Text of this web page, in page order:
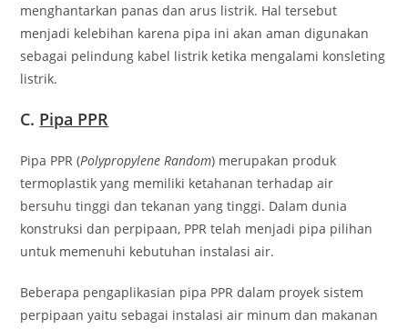
menghantarkan panas dan arus listrik. Hal tersebut
menjadi kelebihan karena pipa ini akan aman digunakan
sebagai pelindung kabel listrik ketika mengalami konsleting
listrik.
C. Pipa PPR
Pipa PPR (Polypropylene Random) merupakan produk
termoplastik yang memiliki ketahanan terhadap air
bersuhu tinggi dan tekanan yang tinggi. Dalam dunia
konstruksi dan perpipaan, PPR telah menjadi pipa pilihan
untuk memenuhi kebutuhan instalasi air.
Beberapa pengaplikasian pipa PPR dalam proyek sistem
perpipaan yaitu sebagai instalasi air minum dan makanan